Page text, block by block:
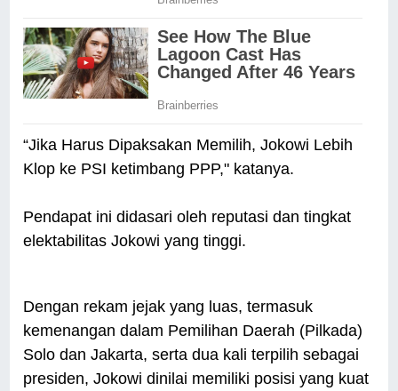
“Jika Harus Dipaksakan Memilih, Jokowi Lebih
Klop ke PSI ketimbang PPP," katanya.
Pendapat ini didasari oleh reputasi dan tingkat
elektabilitas Jokowi yang tinggi.
Dengan rekam jejak yang luas, termasuk
kemenangan dalam Pemilihan Daerah (Pilkada)
Solo dan Jakarta, serta dua kali terpilih sebagai
presiden, Jokowi dinilai memiliki posisi yang kuat